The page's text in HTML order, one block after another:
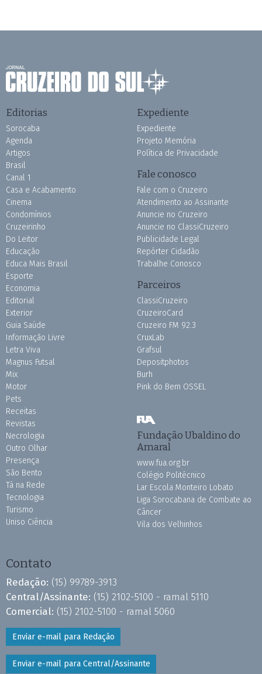
Editorias
Sorocaba
Agenda
Artigos
Brasil
Canal 1
Casa e Acabamento
Cinema
Condomínios
Cruzeirinho
Do Leitor
Educação
Educa Mais Brasil
Esporte
Economia
Editorial
Exterior
Guia Saúde
Informação Livre
Letra Viva
Magnus Futsal
Mix
Motor
Pets
Receitas
Revistas
Necrologia
Outro Olhar
Presença
São Bento
Tá na Rede
Tecnologia
Turismo
Uniso Ciência
Expediente
Expediente
Projeto Memória
Política de Privacidade
Fale conosco
Fale com o Cruzeiro
Atendimento ao Assinante
Anuncie no Cruzeiro
Anuncie no ClassiCruzeiro
Publicidade Legal
Repórter Cidadão
Trabalhe Conosco
Parceiros
ClassiCruzeiro
CruzeiroCard
Cruzeiro FM 92.3
CruxLab
Grafsul
Depositphotos
Burh
Pink do Bem OSSEL
Fundação Ubaldino do
Amaral
www.fua.org.br
Colégio Politécnico
Lar Escola Monteiro Lobato
Liga Sorocabana de Combate ao
Câncer
Vila dos Velhinhos
Contato
Redação: (15) 99789-3913
Central/Assinante: (15) 2102-5100 - ramal 5110
Comercial: (15) 2102-5100 - ramal 5060
Enviar e-mail para Redação
Enviar e-mail para Central/Assinante